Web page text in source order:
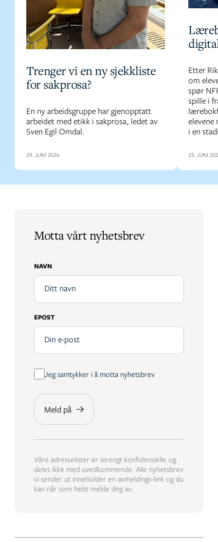
Trenger vi en ny sjekkliste
for sakprosa?
En ny arbeidsgruppe har gjenopptatt
arbeidet med etikk i sakprosa, ledet av
Sven Egil Omdal.
29. JUNI 2026
Etter
om
spør
spille i
i en
25. JUNI
Motta vårt nyhetsbrev
NAVN
EPOST
Jeg samtykker i å motta nyhetsbrev
Våre adresselister er strengt konfidensielle og
deles ikke med uvedkommende. Alle nyhetsbrev
vi sender ut inneholder en avmeldings-link og du
kan når som helst melde deg av.